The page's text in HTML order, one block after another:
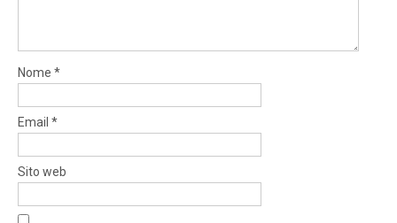
Nome *
Email *
Sito web